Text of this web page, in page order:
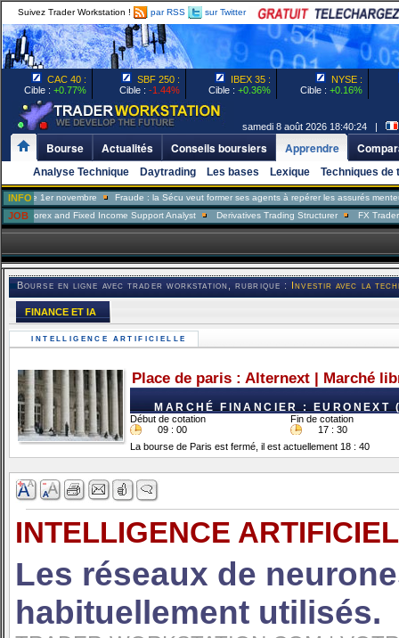
Suivez Trader Workstation ! par RSS sur Twitter
CAC 40 :
Cible : +0.77%
SBF 250 :
Cible : -1.44%
IBEX 35 :
Cible : +0.36%
NYSE :
Cible : +0.16%
samedi 8 août 2026 18:40:24 |
Bourse Actualités Conseils boursiers Apprendre
Analyse Technique Daytrading Les bases Lexique Techniques de
INFO Fraude : la Sécu veut former ses agents à repérer les assurés menteurs Taxe
JOB
Fixed Income Support Analyst Derivatives Trading Structurer FX Trader Portfolio
Bourse en ligne avec trader workstation, rubrique : Investir avec la
FINANCE ET IA
INTELLIGENCE ARTIFICIELLE
Place de paris : Alternext | Marché
MARCHÉ FINANCIER : EURONEXT
Début de cotation
Fin de cotation
09 : 00
17 : 30
La bourse de Paris est fermé, il est actuellement 18 : 40
INTELLIGENCE
Les réseaux de
habituellement utilisés.